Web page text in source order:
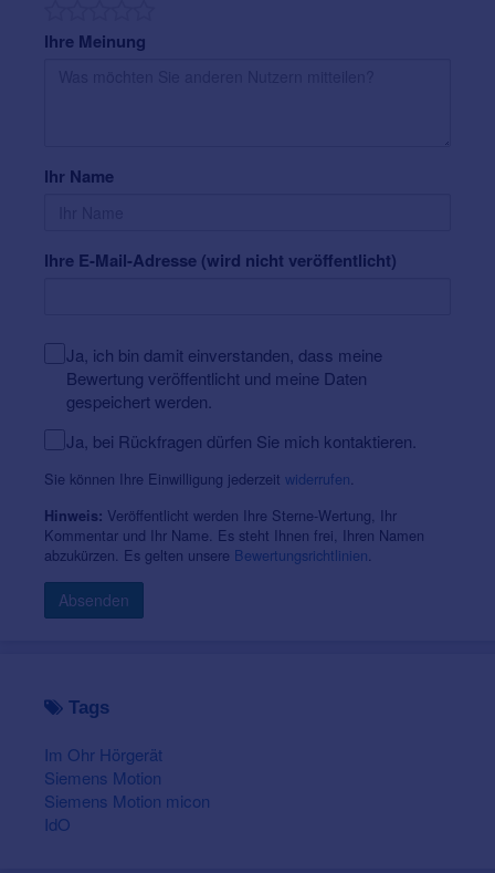
Ihre Meinung
Ihr Name
Ihre E-Mail-Adresse (wird nicht veröffentlicht)
Ja, ich bin damit einverstanden, dass meine
Bewertung veröffentlicht und meine Daten
gespeichert werden.
Ja, bei Rückfragen dürfen Sie mich kontaktieren.
Sie können Ihre Einwilligung jederzeit widerrufen
Hinweis: Veröffentlicht werden Ihre Sterne-Wertung, Ihr
Kommentar und Ihr Name. Es steht Ihnen frei, Ihren Namen
abzukürzen. Es gelten unsere Bewertungsrichtlinien
Absenden
Tags
Im Ohr Hörgerät
Siemens Motion
Siemens Motion micon
IdO